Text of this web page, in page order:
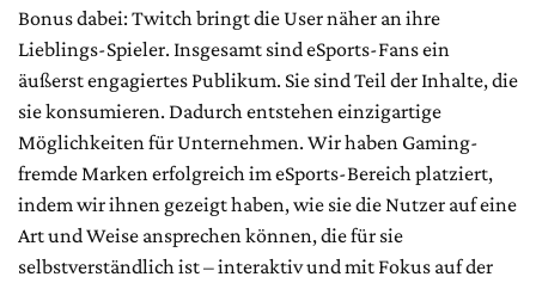
Bonus dabei: Twitch bringt die User näher an ihre
Lieblings-Spieler. Insgesamt sind eSports-Fans ein
äußerst engagiertes Publikum. Sie sind Teil der Inhalte, die
sie konsumieren. Dadurch entstehen einzigartige
Möglichkeiten für Unternehmen. Wir haben Gaming-
fremde Marken erfolgreich im eSports-Bereich platziert,
indem wir ihnen gezeigt haben, wie sie die Nutzer auf eine
Art und Weise ansprechen können, die für sie
selbstverständlich ist – interaktiv und mit Fokus auf der